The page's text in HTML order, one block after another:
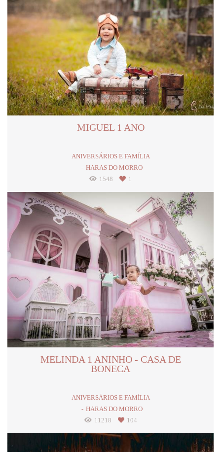
MIGUEL 1 ANO
ANIVERSÁRIOS E FAMÍLIA
HARAS DO MORRO
1548
1
MELINDA 1 ANINHO - CASA DE
BONECA
ANIVERSÁRIOS E FAMÍLIA
HARAS DO MORRO
11218
104